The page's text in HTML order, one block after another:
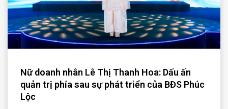
Nữ doanh nhân Lê Thị Thanh Hoa: Dấu ấn
quản trị phía sau sự phát triển của BĐS Phúc
Lộc